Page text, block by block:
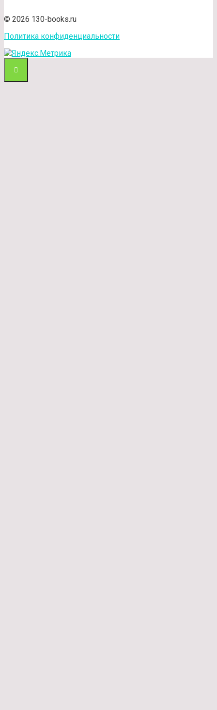
© 2026 130-books.ru
Политика конфиденциальности